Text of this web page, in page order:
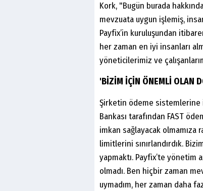
Kork, "Bugün burada
mevzuata uygun işlemiş,
Payfix’in kuruluşundan
her zaman en iyi insanları
yöneticilerimiz ve
'BİZİM İÇİN ÖNEMLİ OLAN
Şirketin ödeme sistemlerine
Bankası tarafından FAST
imkan sağlayacak olmamıza
limitlerini sınırlandırdık.
yapmaktı. Payfix’te yönetim
olmadı. Ben hiçbir zaman
uymadım, her zaman daha